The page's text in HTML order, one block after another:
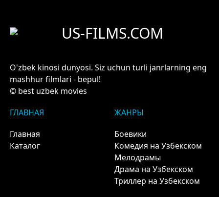
US-FILMS.COM
O'zbek kinosi dunyosi. Siz uchun turli janrlarning eng
mashhur filmlari - bepul!
© best uzbek movies
ГЛАВНАЯ
Главная
Каталог
ЖАНРЫ
Боевики
Комедия на Узбекском
Мелодрамы
Драма на Узбекском
Триллер на Узбекском